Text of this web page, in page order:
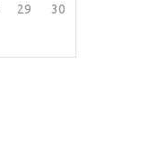
29 30